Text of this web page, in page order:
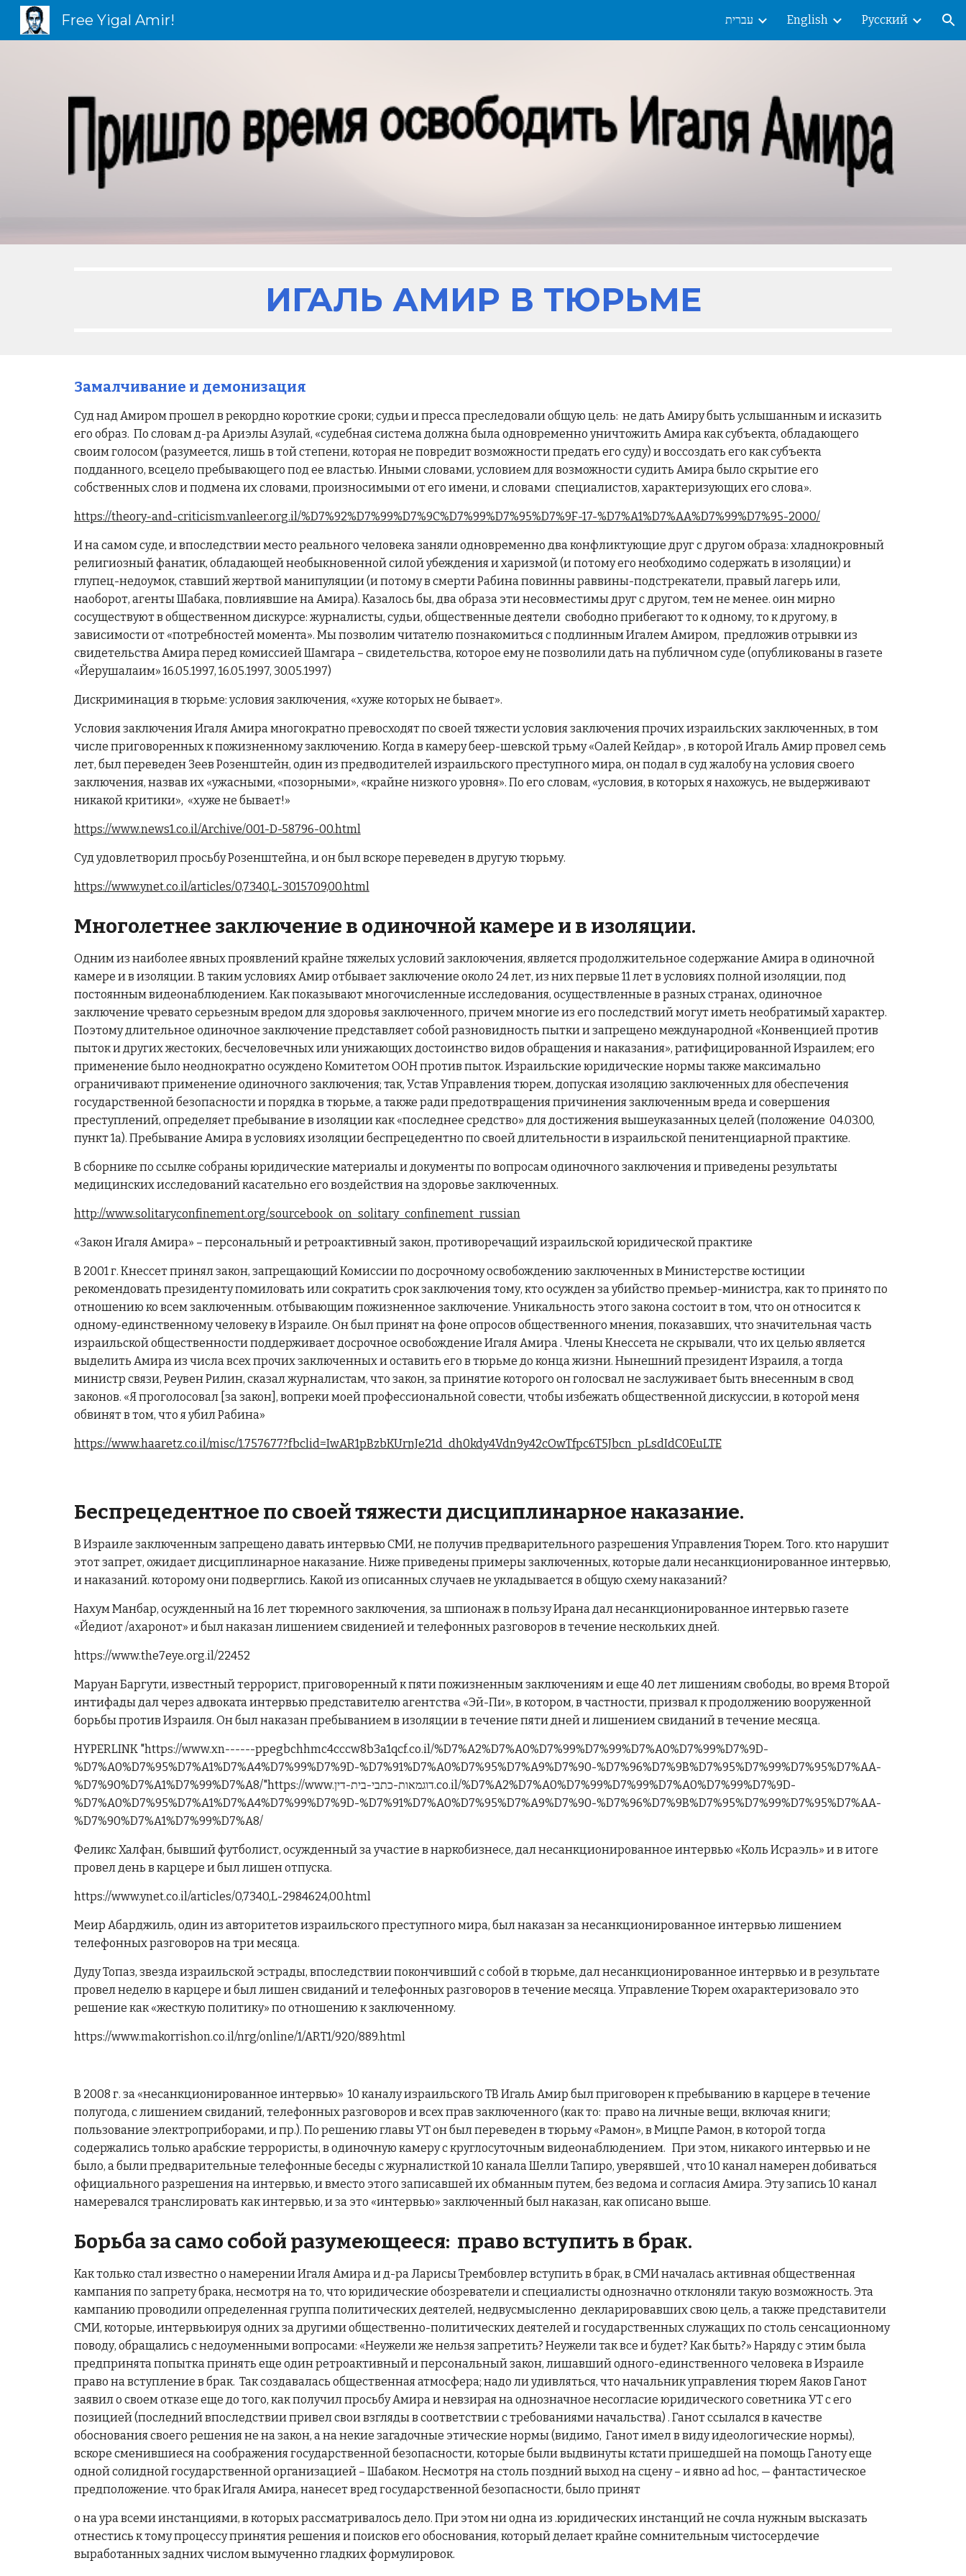
Free Yigal Amir! עברית English Русский
ИГАЛЬ АМИР В ТЮРЬМЕ
Замалчивание и демонизация
Суд над Амиром прошел в рекордно короткие сроки; судьи и пресса преследовали общую цель: не дать Амиру быть услышанным и исказить
его образ. По словам д-ра Ариэлы Азулай, «судебная система должна была одновременно уничтожить Амира как субъекта, обладающего
своим голосом (разумеется, лишь в той степени, которая не повредит возможности предать его суду) и воссоздать его как субъекта
подданного, всецело пребывающего под ее властью. Иными словами, условием для возможности судить Амира было скрытие его
собственных слов и подмена их словами, произносимыми от его имени, и словами специалистов, характеризующих его слова».
https://theory-and-criticism.vanleer.org.il/%D7%92%D7%99%D7%9C%D7%99%D7%95%D7%9F-17-%D7%A1%D7%AA%D7%99%D7%95-2000/
И на самом суде, и впоследствии место реального человека заняли одновременно два конфликтующие друг с другом образа: хладнокровный
религиозный фанатик, обладающей необыкновенной силой убеждения и харизмой (и потому его необходимо содержать в изоляции) и
глупец-недоумок, ставший жертвой манипуляции (и потому в смерти Рабина повинны раввины-подстрекатели, правый лагерь или,
наоборот, агенты Шабака, повлиявшие на Амира). Казалось бы, два образа эти несовместимы друг с другом, тем не менее. оин мирно
сосуществуют в общественном дискурсе: журналисты, судьи, общественные деятели свободно прибегают то к одному, то к другому, в
зависимости от «потребностей момента». Мы позволим читателю познакомиться с подлинным Игалем Амиром, предложив отрывки из
свидетельства Амира перед комиссией Шамгара – свидетельства, которое ему не позволили дать на публичном суде (опубликованы в газете
«Йерушалаим» 16.05.1997, 16.05.1997, 30.05.1997)
Дискриминация в тюрьме: условия заключения, «хуже которых не бывает».
Условия заключения Игаля Амира многократно превосходят по своей тяжести условия заключения прочих израильских заключенных, в том
числе приговоренных к пожизненному заключению. Когда в камеру беер-шевской трьму «Оалей Кейдар» , в которой Игаль Амир провел семь
лет, был переведен Зеев Розенштейн, один из предводителей израильского преступного мира, он подал в суд жалобу на условия своего
заключения, назвав их «ужасными, «позорными», «крайне низкого уровня». По его словам, «условия, в которых я нахожусь, не выдерживают
никакой критики», «хуже не бывает!»
https://www.news1.co.il/Archive/001-D-58796-00.html
Суд удовлетворил просьбу Розенштейна, и он был вскоре переведен в другую тюрьму.
https://www.ynet.co.il/articles/0,7340,L-3015709,00.html
Многолетнее заключение в одиночной камере и в изоляции.
Одним из наиболее явных проявлений крайне тяжелых условий заклоючения, является продолжительное содержание Амира в одиночной
камере и в изоляции. В таким условиях Амир отбывает заключение около 24 лет, из них первые 11 лет в условиях полной изоляции, под
постоянным видеонаблюдением. Как показывают многочисленные исследования, осуществленные в разных странах, одиночное
заключение чревато серьезным вредом для здоровья заключенного, причем многие из его последствий могут иметь необратимый характер.
Поэтому длительное одиночное заключение представляет собой разновидность пытки и запрещено международной «Конвенцией против
пыток и других жестоких, бесчеловечных или унижающих достоинство видов обращения и наказания», ратифицированной Израилем; его
применение было неоднократно осуждено Комитетом ООН против пыток. Израильские юридические нормы также максимально
ограничивают применение одиночного заключения; так, Устав Управления тюрем, допуская изоляцию заключенных для обеспечения
государственной безопасности и порядка в тюрьме, а также ради предотвращения причинения заключенным вреда и совершения
преступлений, определяет пребывание в изоляции как «последнее средство» для достижения вышеуказанных целей (положение 04.03.00,
пункт 1а). Пребывание Амира в условиях изоляции беспрецедентно по своей длительности в израильской пенитенциарной практике.
В сборнике по ссылке собраны юридические материалы и документы по вопросам одиночного заключения и приведены результаты
медицинских исследований касательно его воздействия на здоровье заключенных.
http://www.solitaryconfinement.org/sourcebook_on_solitary_confinement_russian
«Закон Игаля Амира» – персональный и ретроактивный закон, противоречащий израильской юридической практике
В 2001 г. Кнессет принял закон, запрещающий Комиссии по досрочному освобождению заключенных в Министерстве юстиции
рекомендовать президенту помиловать или сократить срок заключения тому, кто осужден за убийство премьер-министра, как то принято по
отношению ко всем заключенным. отбывающим пожизненное заключение. Уникальность этого закона состоит в том, что он относится к
одному-единственному человеку в Израиле. Он был принят на фоне опросов общественного мнения, показавших, что значительная часть
израильской общественности поддерживает досрочное освобождение Игаля Амира . Члены Кнессета не скрывали, что их целью является
выделить Амира из числа всех прочих заключенных и оставить его в тюрьме до конца жизни. Нынешний президент Израиля, а тогда
министр связи, Реувен Рилин, сказал журналистам, что закон, за принятие которого он голосвал не заслуживает быть внесенным в свод
законов. «Я проголосовал [за закон], вопреки моей профессиональной совести, чтобы избежать общественной дискуссии, в которой меня
обвинят в том, что я убил Рабина»
https://www.haaretz.co.il/misc/1.757677?fbclid=IwAR1pBzbKUrnJe21d_dh0kdy4Vdn9y42cOwTfpc6T5Jbcn_pLsdIdC0EuLTE
Беспрецедентное по своей тяжести дисциплинарное наказание.
В Израиле заключенным запрещено давать интервью СМИ, не получив предварительного разрешения Управления Тюрем. Того. кто нарушит
этот запрет, ожидает дисциплинарное наказание. Ниже приведены примеры заключенных, которые дали несанкционированное интервью,
и наказаний. которому они подверглись. Какой из описанных случаев не укладывается в общую схему наказаний?
Нахум Манбар, осужденный на 16 лет тюремного заключения, за шпионаж в пользу Ирана дал несанкционированное интервью газете
«Йедиот /ахаронот» и был наказан лишением свиденией и телефонных разговоров в течение нескольких дней.
https://www.the7eye.org.il/22452
Маруан Баргути, известный террорист, приговоренный к пяти пожизненным заключениям и еще 40 лет лишениям свободы, во время Второй
интифады дал через адвоката интервью представителю агентства «Эй-Пи», в котором, в частности, призвал к продолжению вооруженной
борьбы против Израиля. Он был наказан пребыванием в изоляции в течение пяти дней и лишением свиданий в течение месяца.
HYPERLINK "https://www.xn------ppegbchhmc4cccw8b3a1qcf.co.il/%D7%A2%D7%A0%D7%99%D7%99%D7%A0%D7%99%D7%9D-
%D7%A0%D7%95%D7%A1%D7%A4%D7%99%D7%9D-%D7%91%D7%A0%D7%95%D7%A9%D7%90-%D7%96%D7%9B%D7%95%D7%99%D7%95%D7%AA-
%D7%90%D7%A1%D7%99%D7%A8/"https://www.דוגמאות-כתבי-בית-דין.co.il/%D7%A2%D7%A0%D7%99%D7%99%D7%A0%D7%99%D7%9D-
%D7%A0%D7%95%D7%A1%D7%A4%D7%99%D7%9D-%D7%91%D7%A0%D7%95%D7%A9%D7%90-%D7%96%D7%9B%D7%95%D7%99%D7%95%D7%AA-
%D7%90%D7%A1%D7%99%D7%A8/
Феликс Халфан, бывший футболист, осужденный за участие в наркобизнесе, дал несанкционированное интервью «Коль Исраэль» и в итоге
провел день в карцере и был лишен отпуска.
https://www.ynet.co.il/articles/0,7340,L-2984624,00.html
Меир Абарджиль, один из авторитетов израильского преступного мира, был наказан за несанкционированное интервью лишением
телефонных разговоров на три месяца.
Дуду Топаз, звезда израильской эстрады, впоследствии покончивший с собой в тюрьме, дал несанкционированное интервью и в результате
провел неделю в карцере и был лишен свиданий и телефонных разговоров в течение месяца. Управление Тюрем охарактеризовало это
решение как «жесткую политику» по отношению к заключенному.
https://www.makorrishon.co.il/nrg/online/1/ART1/920/889.html
В 2008 г. за «несанкционированное интервью» 10 каналу израильского ТВ Игаль Амир был приговорен к пребыванию в карцере в течение
полугода, с лишением свиданий, телефонных разговоров и всех прав заключенного (как то: право на личные вещи, включая книги;
пользование электроприборами, и пр.). По решению главы УТ он был переведен в тюрьму «Рамон», в Мицпе Рамон, в которой тогда
содержались только арабские террористы, в одиночную камеру с круглосуточным видеонаблюдением. При этом, никакого интервью и не
было, а были предварительные телефонные беседы с журналисткой 10 канала Шелли Тапиро, уверявшей , что 10 канал намерен добиваться
официального разрешения на интервью, и вместо этого записавшей их обманным путем, без ведома и согласия Амира. Эту запись 10 канал
намеревался транслировать как интервью, и за это «интервью» заключенный был наказан, как описано выше.
Борьба за само собой разумеющееся: право вступить в брак.
Как только стал известно о намерении Игаля Амира и д-ра Ларисы Трембовлер вступить в брак, в СМИ началась активная общественная
кампания по запрету брака, несмотря на то, что юридические обозреватели и специалисты однозначно отклоняли такую возможность. Эта
кампанию проводили определенная группа политических деятелей, недвусмысленно декларировавших свою цель, а также представители
СМИ, которые, интервьюируя одних за другими общественно-политических деятелей и государственных служащих по столь сенсационному
поводу, обращались с недоуменными вопросами: «Неужели же нельзя запретить? Неужели так все и будет? Как быть?» Наряду с этим была
предпринята попытка принять еще один ретроактивный и персональный закон, лишавший одного-единственного человека в Израиле
право на вступление в брак. Так создавалась общественная атмосфера; надо ли удивляться, что начальник управления тюрем Яаков Ганот
заявил о своем отказе еще до того, как получил просьбу Амира и невзирая на однозначное несогласие юридического советника УТ с его
позицией (последний впоследствии привел свои взгляды в соответствии с требованиями начальства) . Ганот ссылался в качестве
обоснования своего решения не на закон, а на некие загадочные этические нормы (видимо, Ганот имел в виду идеологические нормы),
вскоре сменившиеся на соображения государственной безопасности, которые были выдвинуты кстати пришедшей на помощь Ганоту еще
одной солидной государственной организацией – Шабаком. Несмотря на столь поздний выход на сцену – и явно ad hoc, — фантастическое
предположение. что брак Игаля Амира, нанесет вред государственной безопасности, было принят
о на ура всеми инстанциями, в которых рассматривалось дело. При этом ни одна из .юридических инстанций не сочла нужным высказать
отнестись к тому процессу принятия решения и поисков его обоснования, который делает крайне сомнительным чистосердечие
выработанных задних числом вымученно гладких формулировок.